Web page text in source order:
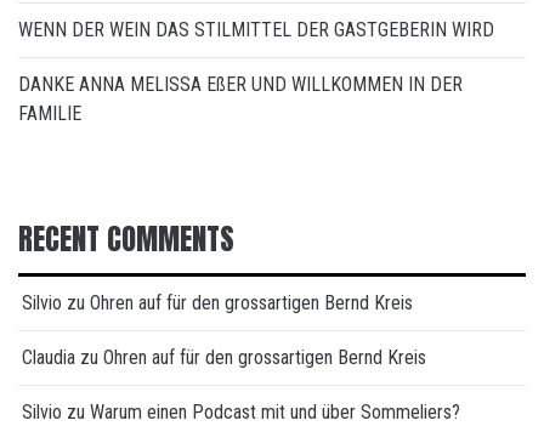
WENN DER WEIN DAS STILMITTEL DER GASTGEBERIN WIRD
DANKE ANNA MELISSA EßER UND WILLKOMMEN IN DER
FAMILIE
RECENT COMMENTS
Silvio zu Ohren auf für den grossartigen Bernd Kreis
Claudia zu Ohren auf für den grossartigen Bernd Kreis
Silvio zu Warum einen Podcast mit und über Sommeliers?